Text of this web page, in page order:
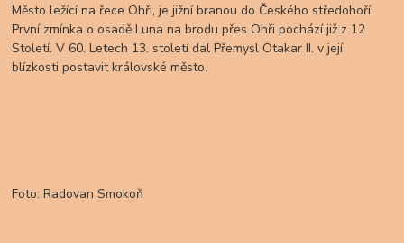
Město ležící na řece Ohři, je jižní branou do Českého středohoří.
První zmínka o osadě Luna na brodu přes Ohři pochází již z 12.
Století. V 60. Letech 13. století dal Přemysl Otakar II. v její
blízkosti postavit královské město.
Foto: Radovan Smokoň